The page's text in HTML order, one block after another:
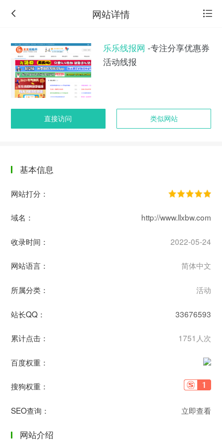
网站详情
乐乐线报网 -专注分享优惠券
活动线报
直接访问 类似网站
基本信息
网站打分：
域名： http://www.llxbw.com
收录时间： 2022-05-24
网站语言： 简体中文
所属分类： 活动
站长QQ： 33676593
累计点击： 1751人次
百度权重：
搜狗权重：
SEO查询： 立即查看
网站介绍